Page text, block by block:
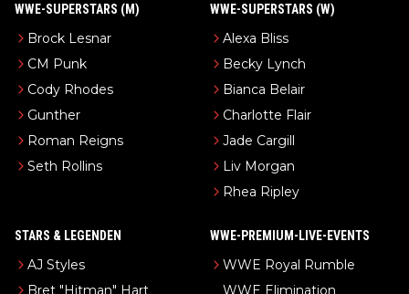
WWE-SUPERSTARS (M)
Brock Lesnar
CM Punk
Cody Rhodes
Gunther
Roman Reigns
Seth Rollins
WWE-SUPERSTARS (W)
Alexa Bliss
Becky Lynch
Bianca Belair
Charlotte Flair
Jade Cargill
Liv Morgan
Rhea Ripley
STARS & LEGENDEN
AJ Styles
Bret "Hitman" Hart
WWE-PREMIUM-LIVE-EVENTS
WWE Royal Rumble
WWE Elimination